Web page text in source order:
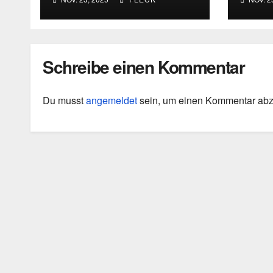
fragmentierte
Ergebnisse
Schreibe einen Kommentar
Du musstangemeldetsein, um einen Kommentar